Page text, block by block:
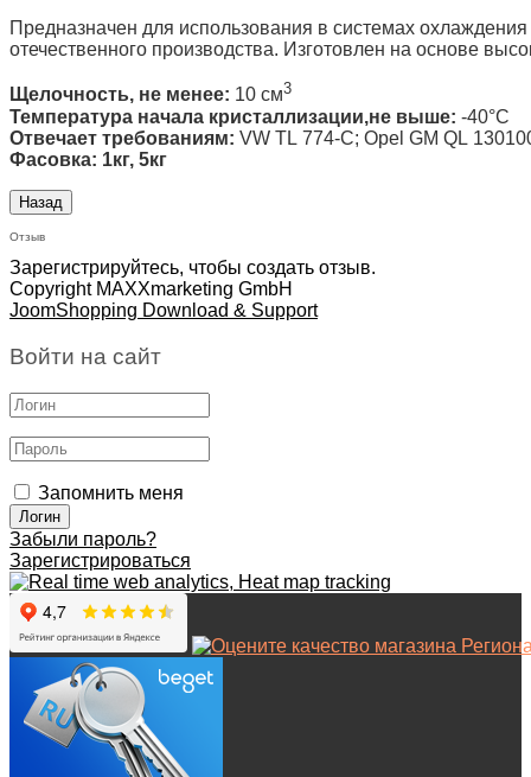
Предназначен для использования в системах
отечественного производства. Изготовлен на основе
Щелочность, не менее: 10 см3
Температура начала кристаллизации,не выше: -40°С
Отвечает требованиям: VW TL 774-C; Opel GM QL
Фасовка: 1кг, 5кг
Отзыв
Зарегистрируйтесь, чтобы создать отзыв.
Copyright MAXXmarketing GmbH
JoomShopping Download & Support
Войти на сайт
Запомнить меня
Забыли пароль?
Зарегистрироваться